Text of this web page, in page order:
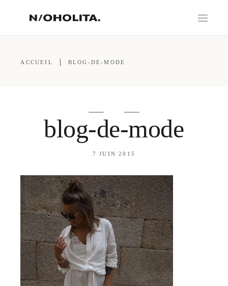
ACCUEIL BLOG-DE-MODE
blog-de-mode
7 JUIN 2015